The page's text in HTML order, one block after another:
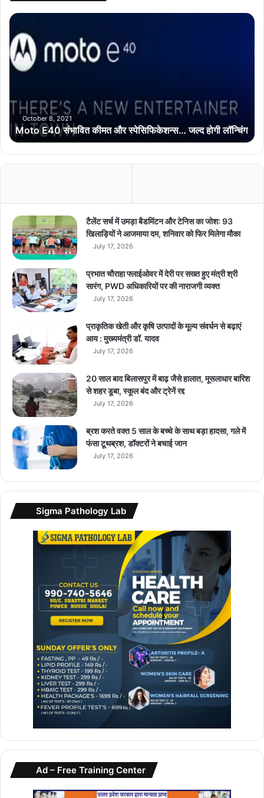
M
t
o
E
सं
भा
त
की
र
स्पे
सि
फि
के
न्स
…
ज
गी
लॉ
न्चिं
ग
October 8, 2021
Moto E40 संभावित कीमत और स्पेसिफिकेशन्स… जल्द होगी लॉन्चिंग
टैलेंट सर्च में उमड़ा बैडमिंटन और टेनिस का जोश: 93
खिलाड़ियों ने आजमाया दम, शनिवार को फिर मिलेगा मौका
July 17, 2026
प्रभात चौराहा फ्लाईओवर में देरी पर सख्त हुए मंत्री श्री
सारंग, PWD अधिकारियों पर की नाराजगी व्यक्त
July 17, 2026
प्राकृतिक खेती और कृषि उत्पादों के मूल्य संवर्धन से बढ़ाएं
आय : मुख्यमंत्री डॉ. यादव
July 17, 2026
20 साल बाद बिलासपुर में बाढ़ जैसे हालात, मूसलाधार बारिश
से शहर डूबा, स्कूल बंद और ट्रेनें रद्द
July 17, 2026
ब्रश करते वक्त 5 साल के बच्चे के साथ बड़ा हादसा, गले में
फंसा टूथब्रश, डॉक्टरों ने बचाई जान
July 17, 2026
Sigma Pathology Lab
Ad – Free Training Center